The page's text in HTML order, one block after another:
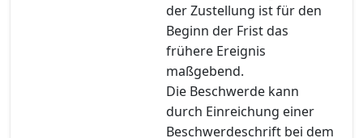
der Zustellung ist für den
Beginn der Frist das
frühere Ereignis
maßgebend.
Die Beschwerde kann
durch Einreichung einer
Beschwerdeschrift bei dem